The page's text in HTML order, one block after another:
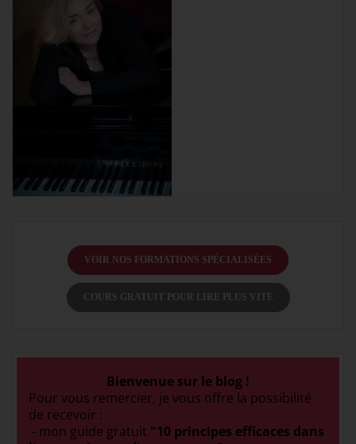
VOIR NOS FORMATIONS SPÉCIALISÉES
COURS GRATUIT POUR LIRE PLUS VITE